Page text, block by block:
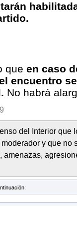
que en caso
encuentro
No habrá
del Interior que
y que no